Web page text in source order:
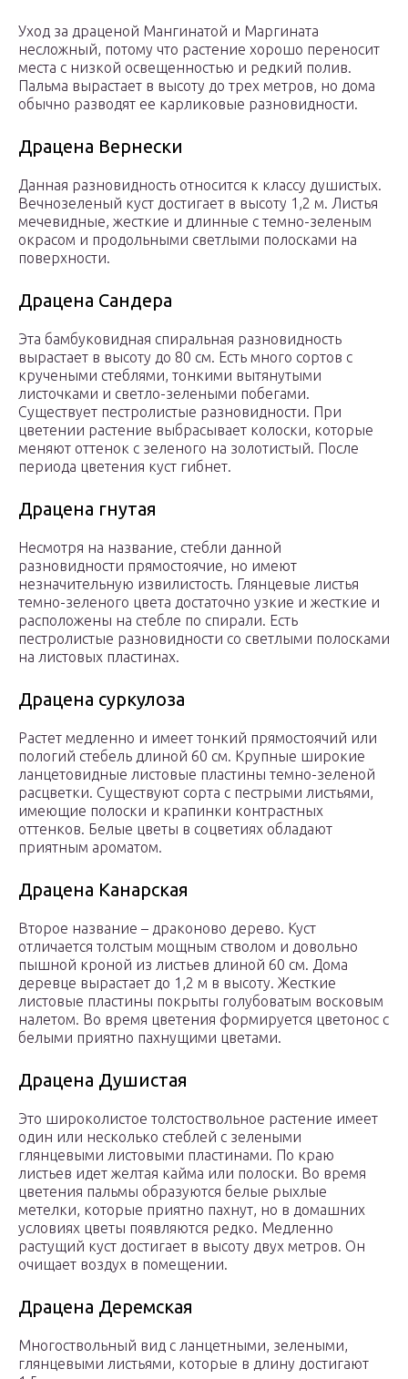
Уход за драценой Мангинатой и Маргината
несложный, потому что растение хорошо переносит
места с низкой освещенностью и редкий полив.
Пальма вырастает в высоту до трех метров, но дома
обычно разводят ее карликовые разновидности.
Драцена Вернески
Данная разновидность относится к классу душистых.
Вечнозеленый куст достигает в высоту 1,2 м. Листья
мечевидные, жесткие и длинные с темно-зеленым
окрасом и продольными светлыми полосками на
поверхности.
Драцена Сандера
Эта бамбуковидная спиральная разновидность
вырастает в высоту до 80 см. Есть много сортов с
кручеными стеблями, тонкими вытянутыми
листочками и светло-зелеными побегами.
Существует пестролистые разновидности. При
цветении растение выбрасывает колоски, которые
меняют оттенок с зеленого на золотистый. После
периода цветения куст гибнет.
Драцена гнутая
Несмотря на название, стебли данной
разновидности прямостоячие, но имеют
незначительную извилистость. Глянцевые листья
темно-зеленого цвета достаточно узкие и жесткие и
расположены на стебле по спирали. Есть
пестролистые разновидности со светлыми полосками
на листовых пластинах.
Драцена суркулоза
Растет медленно и имеет тонкий прямостоячий или
пологий стебель длиной 60 см. Крупные широкие
ланцетовидные листовые пластины темно-зеленой
расцветки. Существуют сорта с пестрыми листьями,
имеющие полоски и крапинки контрастных
оттенков. Белые цветы в соцветиях обладают
приятным ароматом.
Драцена Канарская
Второе название – драконово дерево. Куст
отличается толстым мощным стволом и довольно
пышной кроной из листьев длиной 60 см. Дома
деревце вырастает до 1,2 м в высоту. Жесткие
листовые пластины покрыты голубоватым восковым
налетом. Во время цветения формируется цветонос с
белыми приятно пахнущими цветами.
Драцена Душистая
Это широколистое толстоствольное растение имеет
один или несколько стеблей с зелеными
глянцевыми листовыми пластинами. По краю
листьев идет желтая кайма или полоски. Во время
цветения пальмы образуются белые рыхлые
метелки, которые приятно пахнут, но в домашних
условиях цветы появляются редко. Медленно
растущий куст достигает в высоту двух метров. Он
очищает воздух в помещении.
Драцена Деремская
Многоствольный вид с ланцетными, зелеными,
глянцевыми листьями, которые в длину достигают